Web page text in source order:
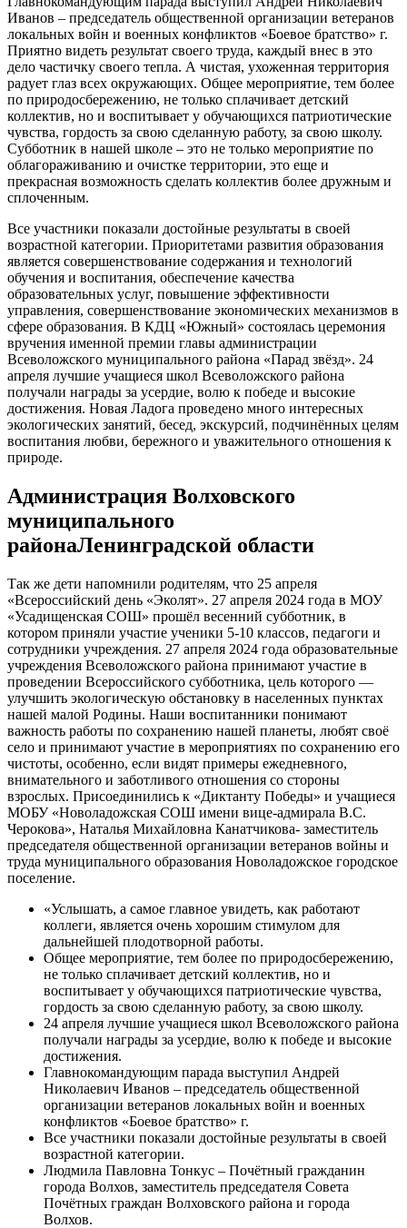
Иванов – председатель общественной организации ветеранов
локальных войн и военных конфликтов «Боевое братство» г.
Приятно видеть результат своего труда, каждый внес в это
дело частичку своего тепла. А чистая, ухоженная территория
радует глаз всех окружающих. Общее мероприятие, тем более
по природосбережению, не только сплачивает детский
коллектив, но и воспитывает у обучающихся патриотические
чувства, гордость за свою сделанную работу, за свою школу.
Субботник в нашей школе – это не только мероприятие по
облагораживанию и очистке территории, это еще и
прекрасная возможность сделать коллектив более дружным и
сплоченным.
Все участники показали достойные результаты в своей
возрастной категории. Приоритетами развития образования
является совершенствование содержания и технологий
обучения и воспитания, обеспечение качества
образовательных услуг, повышение эффективности
управления, совершенствование экономических механизмов в
сфере образования. В КДЦ «Южный» состоялась церемония
вручения именной премии главы администрации
Всеволожского муниципального района «Парад звёзд». 24
апреля лучшие учащиеся школ Всеволожского района
получали награды за усердие, волю к победе и высокие
достижения. Новая Ладога проведено много интересных
экологических занятий, бесед, экскурсий, подчинённых целям
воспитания любви, бережного и уважительного отношения к
природе.
Администрация Волховского
муниципального
районаЛенинградской области
Так же дети напомнили родителям, что 25 апреля
«Всероссийский день «Эколят». 27 апреля 2024 года в МОУ
«Усадищенская СОШ» прошёл весенний субботник, в
котором приняли участие ученики 5-10 классов, педагоги и
сотрудники учреждения. 27 апреля 2024 года образовательные
учреждения Всеволожского района принимают участие в
проведении Всероссийского субботника, цель которого —
улучшить экологическую обстановку в населенных пунктах
нашей малой Родины. Наши воспитанники понимают
важность работы по сохранению нашей планеты, любят своё
село и принимают участие в мероприятиях по сохранению его
чистоты, особенно, если видят примеры ежедневного,
внимательного и заботливого отношения со стороны
взрослых. Присоединились к «Диктанту Победы» и учащиеся
МОБУ «Новоладожская СОШ имени вице-адмирала В.С.
Черокова», Наталья Михайловна Канатчикова- заместитель
председателя общественной организации ветеранов войны и
труда муниципального образования Новоладожское городское
поселение.
«Услышать, а самое главное увидеть, как работают
коллеги, является очень хорошим стимулом для
дальнейшей плодотворной работы.
Общее мероприятие, тем более по природосбережению,
не только сплачивает детский коллектив, но и
воспитывает у обучающихся патриотические чувства,
гордость за свою сделанную работу, за свою школу.
24 апреля лучшие учащиеся школ Всеволожского района
получали награды за усердие, волю к победе и высокие
достижения.
Главнокомандующим парада выступил Андрей
Николаевич Иванов – председатель общественной
организации ветеранов локальных войн и военных
конфликтов «Боевое братство» г.
Все участники показали достойные результаты в своей
возрастной категории.
Людмила Павловна Тонкус – Почётный гражданин
города Волхов, заместитель председателя Совета
Почётных граждан Волховского района и города
Волхов.